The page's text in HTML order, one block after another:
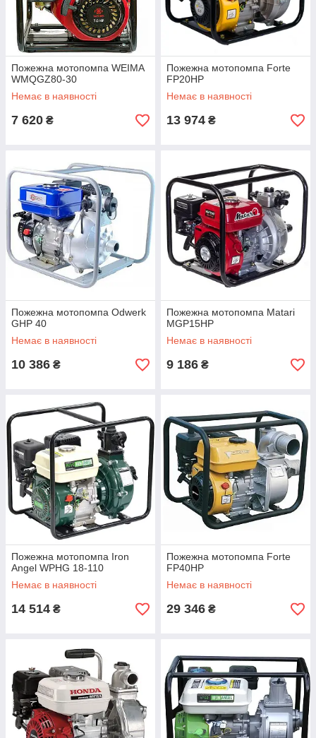
Пожежна мотопомпа WEIMA
WMQGZ80-30
Немає в наявності
7 620 ₴
Пожежна мотопомпа Forte
FP20HP
Немає в наявності
13 974 ₴
Пожежна мотопомпа Odwerk
GHP 40
Немає в наявності
10 386 ₴
Пожежна мотопомпа Matari
MGP15HP
Немає в наявності
9 186 ₴
Пожежна мотопомпа Iron
Angel WPHG 18-110
Немає в наявності
14 514 ₴
Пожежна мотопомпа Forte
FP40HP
Немає в наявності
29 346 ₴